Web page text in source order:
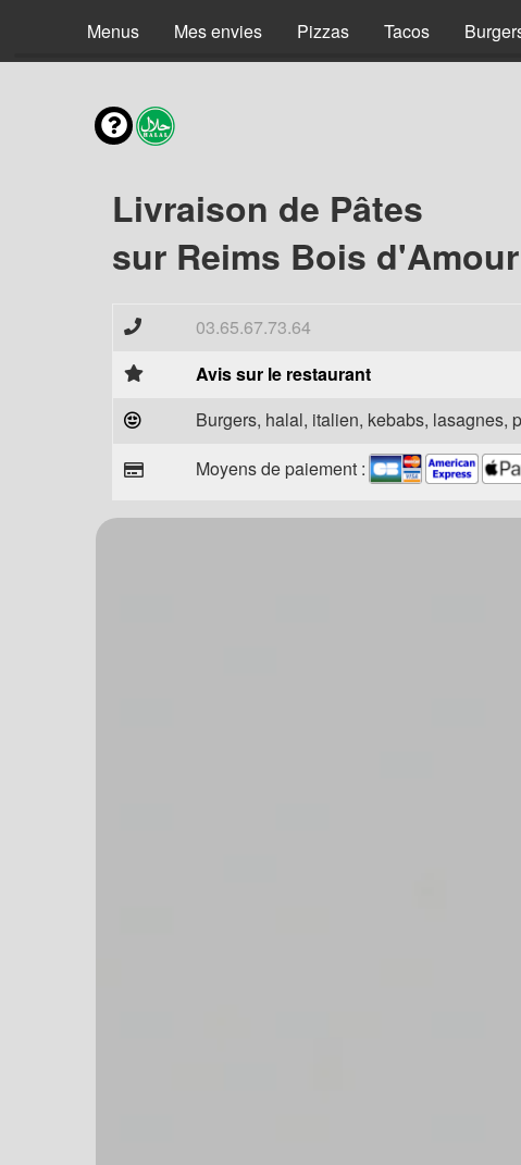
Menus Mes envies Pizzas Tacos
Livraison de Pâtes
sur Reims Bois
03.65.67.73.64
Avis sur le restaurant
Burgers, halal, italien, kebabs, lasagnes,
Moyens de paiement :